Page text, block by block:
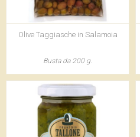
Olive Taggiasche in Salamoia
Busta da 200 g.